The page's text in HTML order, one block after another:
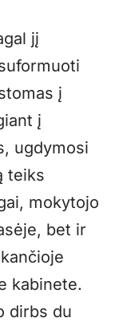
jį
į
į
ugdymosi
teiks
mokytojo
bet ir
kabinete.
dirbs du